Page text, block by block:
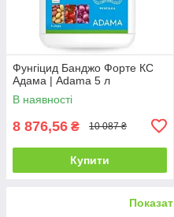
Фунгіцид Банджо Форте КС
Адама | Adama 5 л
В наявності
8 876,56 ₴ 10 087 ₴
Купити